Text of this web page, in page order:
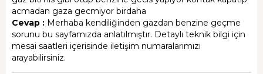
acmadan gaza gecmiyor birdaha
Cevap : Merhaba kendiliğinden gazdan benzine geçme
sorunu bu sayfamızda anlatılmıştır. Detaylı teknik bilgi için
mesai saatleri içerisinde iletişim numaralarımızı
arayabilirsiniz.